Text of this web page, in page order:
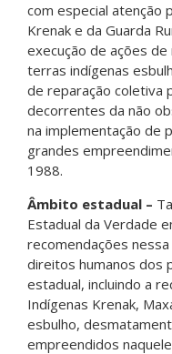
com especial atenção
Krenak e da Guarda
execução de ações
terras indígenas
de reparação coletiva
decorrentes da não
na implementação de
grandes
1988.
Âmbito estadual –
Estadual da Verdade
recomendações
direitos humanos dos
estadual, incluindo a
Indígenas Krenak,
esbulho,
empreendidos